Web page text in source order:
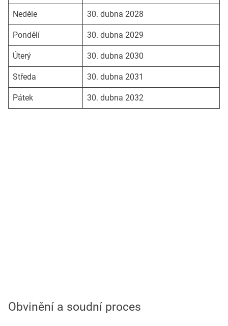
Neděle 30. dubna 2028
Pondělí 30. dubna 2029
Úterý 30. dubna 2030
Středa 30. dubna 2031
Pátek 30. dubna 2032
Obvinění a soudní proces